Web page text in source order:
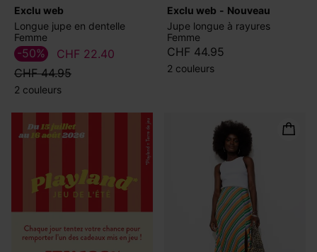
exclu web
Longue jupe en dentelle
Femme
CHF 22.40
CHF 44.95
-50%
2 couleurs
exclu web
nouveau
Jupe longue à rayures
Femme
CHF 44.95
2 couleurs